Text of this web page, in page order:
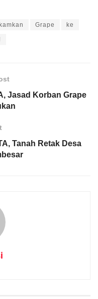
Grape ke
Jasad Korban Grape
Tanah Retak Desa